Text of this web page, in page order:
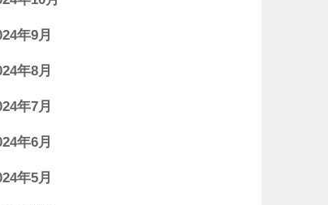
年9月
年8月
年7月
年6月
年5月